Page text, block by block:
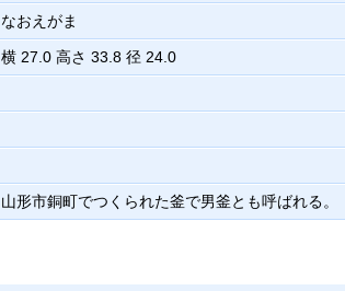
なおえがま
横 27.0 高さ 33.8 径 24.0
山形市銅町でつくられた釜で男釜とも呼ばれる。